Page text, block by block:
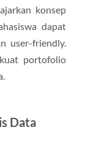
konsep
dapat
user-friendly.
portofolio
Data